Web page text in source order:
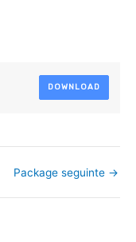
DOWNLOAD
Package seguinte →